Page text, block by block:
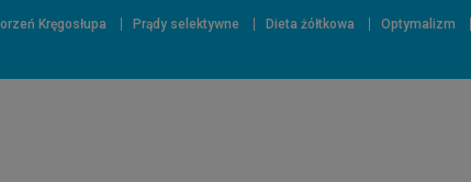
Kręgosłupa Prądy selektywne Dieta żółtkowa Optymalizm